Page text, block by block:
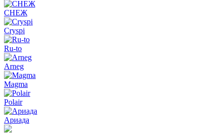
СНЕЖ
Cryspi
Ru-to
Arneg
Magma
Polair
Ариада